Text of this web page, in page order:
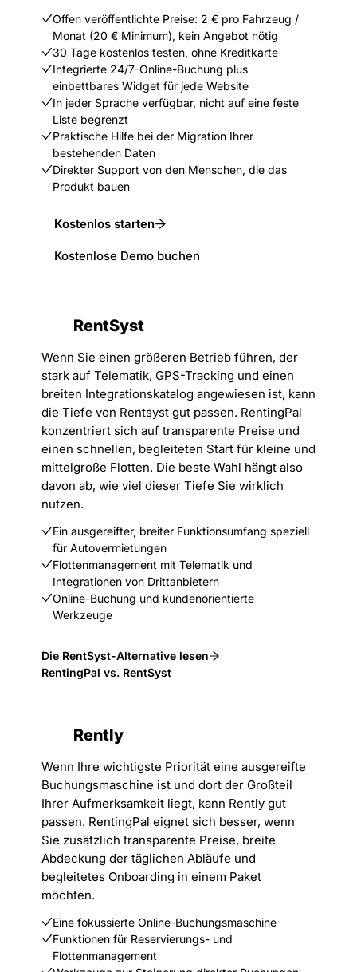
Offen veröffentlichte Preise: 2 € pro Fahrzeug /
Monat (20 € Minimum), kein Angebot nötig
30 Tage kostenlos testen, ohne Kreditkarte
Integrierte 24/7-Online-Buchung plus
einbettbares Widget für jede Website
In jeder Sprache verfügbar, nicht auf eine feste
Liste begrenzt
Praktische Hilfe bei der Migration Ihrer
bestehenden Daten
Direkter Support von den Menschen, die das
Produkt bauen
Kostenlos starten
Kostenlose Demo buchen
RentSyst
Wenn Sie einen größeren Betrieb führen, der
stark auf Telematik, GPS-Tracking und einen
breiten Integrationskatalog angewiesen ist, kann
die Tiefe von Rentsyst gut passen. RentingPal
konzentriert sich auf transparente Preise und
einen schnellen, begleiteten Start für kleine und
mittelgroße Flotten. Die beste Wahl hängt also
davon ab, wie viel dieser Tiefe Sie wirklich
nutzen.
Ein ausgereifter, breiter Funktionsumfang speziell
für Autovermietungen
Flottenmanagement mit Telematik und
Integrationen von Drittanbietern
Online-Buchung und kundenorientierte
Werkzeuge
Die RentSyst-Alternative lesen
RentingPal vs. RentSyst
Rently
Wenn Ihre wichtigste Priorität eine ausgereifte
Buchungsmaschine ist und dort der Großteil
Ihrer Aufmerksamkeit liegt, kann Rently gut
passen. RentingPal eignet sich besser, wenn
Sie zusätzlich transparente Preise, breite
Abdeckung der täglichen Abläufe und
begleitetes Onboarding in einem Paket
möchten.
Eine fokussierte Online-Buchungsmaschine
Funktionen für Reservierungs- und
Flottenmanagement